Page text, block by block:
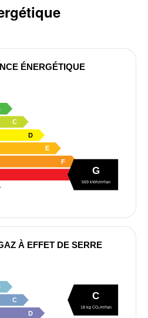
ÉNERGÉTIQUE
C
D
E
F
G
569 kWh/m²/an
À EFFET DE SERRE
C
D
C
18 kg CO₂/m²/an